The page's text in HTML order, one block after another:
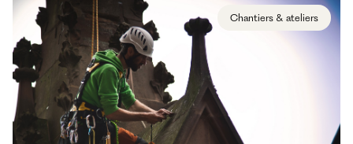
Chantiers & ateliers